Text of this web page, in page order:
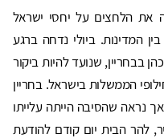
את הלחצים על יחסי ישראל
המדינות. ביולי נדחה ברגע
בבחריין, שנועד להיות ביקור
הממשלות בישראל. בחריין
נראה שהסיבה הייתה עלייתו
להר הבית יום קודם להודעת